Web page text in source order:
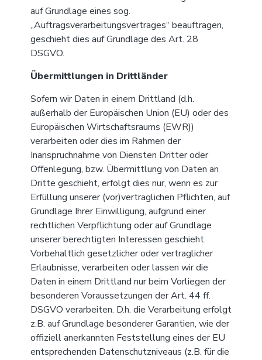
auf Grundlage eines sog.
„Auftragsverarbeitungsvertrages“ beauftragen,
geschieht dies auf Grundlage des Art. 28
DSGVO.
Übermittlungen in Drittländer
Sofern wir Daten in einem Drittland (d.h.
außerhalb der Europäischen Union (EU) oder des
Europäischen Wirtschaftsraums (EWR))
verarbeiten oder dies im Rahmen der
Inanspruchnahme von Diensten Dritter oder
Offenlegung, bzw. Übermittlung von Daten an
Dritte geschieht, erfolgt dies nur, wenn es zur
Erfüllung unserer (vor)vertraglichen Pflichten, auf
Grundlage Ihrer Einwilligung, aufgrund einer
rechtlichen Verpflichtung oder auf Grundlage
unserer berechtigten Interessen geschieht.
Vorbehaltlich gesetzlicher oder vertraglicher
Erlaubnisse, verarbeiten oder lassen wir die
Daten in einem Drittland nur beim Vorliegen der
besonderen Voraussetzungen der Art. 44 ff.
DSGVO verarbeiten. D.h. die Verarbeitung erfolgt
z.B. auf Grundlage besonderer Garantien, wie der
offiziell anerkannten Feststellung eines der EU
entsprechenden Datenschutzniveaus (z.B. für die